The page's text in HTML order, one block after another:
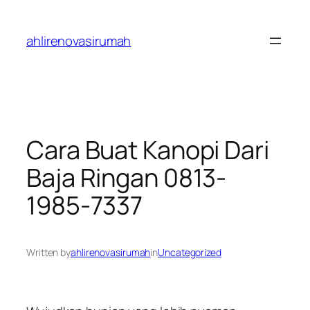
content
ahlirenovasirumah
Cara Buat Kanopi Dari
Baja Ringan 0813-
1985-7337
Written byahlirenovasirumahinUncategorized